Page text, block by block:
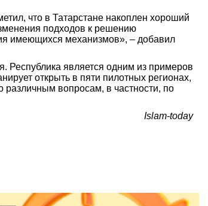
что в Татарстане накоплен хороший
подходов к решению
имеющихся механизмов», – добавил
Республика является одним из примеров
открыть в пяти пилотных регионах,
различным вопросам, в частности, по
Islam-today